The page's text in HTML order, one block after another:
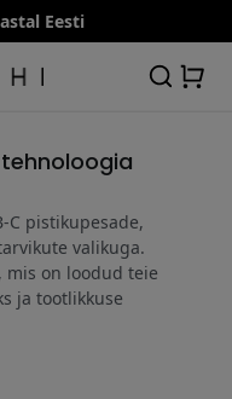
Eesti
C pistikupesade,
valikuga.
mis on loodud teie
ja tootlikkuse